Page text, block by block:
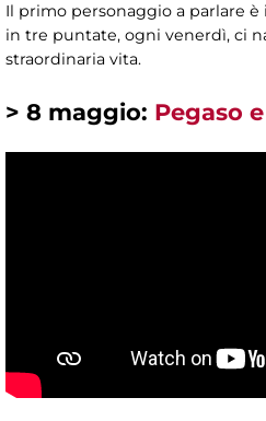
Il primo personaggio a parlare è
in tre puntate, ogni venerdì, ci
straordinaria vita.
> 8 maggio: Pegaso